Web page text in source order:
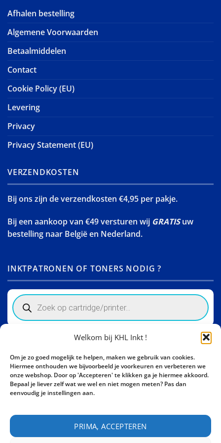
Welkom bij KHL Inkt !
Om je zo goed mogelijk te helpen, maken we gebruik van cookies.
Hiermee onthouden we bijvoorbeeld je voorkeuren en verbeteren we
onze webshop. Door op 'Accepteren' te klikken ga je hiermee akkoord.
Bepaal je liever zelf wat we wel en niet mogen meten? Pas dan
eenvoudig je instellingen aan.
PRIMA, ACCEPTEREN
Afhalen bestelling
Algemene Voorwaarden
Betaalmiddelen
Contact
Cookie Policy (EU)
Levering
Privacy
Privacy Statement (EU)
VERZENDKOSTEN
Bij ons zijn de verzendkosten €4,95 per pakje.
Bij een aankoop van €49 versturen wij GRATISuw
bestelling naar België en Nederland.
INKTPATRONEN OF TONERS NODIG ?
Products
search
Activity Invest BV - KHL, Kempische Steenweg 274
3500 Hasselt - België BE0862447190
Bel ons nu:+32 11 261499